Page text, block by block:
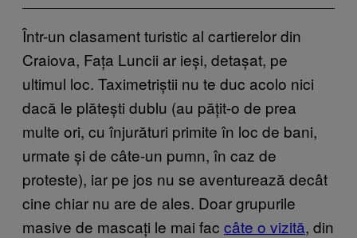
Într-un clasament turistic al cartierelor din
Craiova, Fața Luncii ar ieși, detașat, pe
ultimul loc. Taximetriștii nu te duc acolo nici
dacă le plătești dublu (au pățit-o de prea
multe ori, cu înjurături primite în loc de bani,
urmate și de câte-un pumn, în caz de
proteste), iar pe jos nu se aventurează decât
cine chiar nu are de ales. Doar grupurile
masive de mascați le mai fac câte o vizită, din